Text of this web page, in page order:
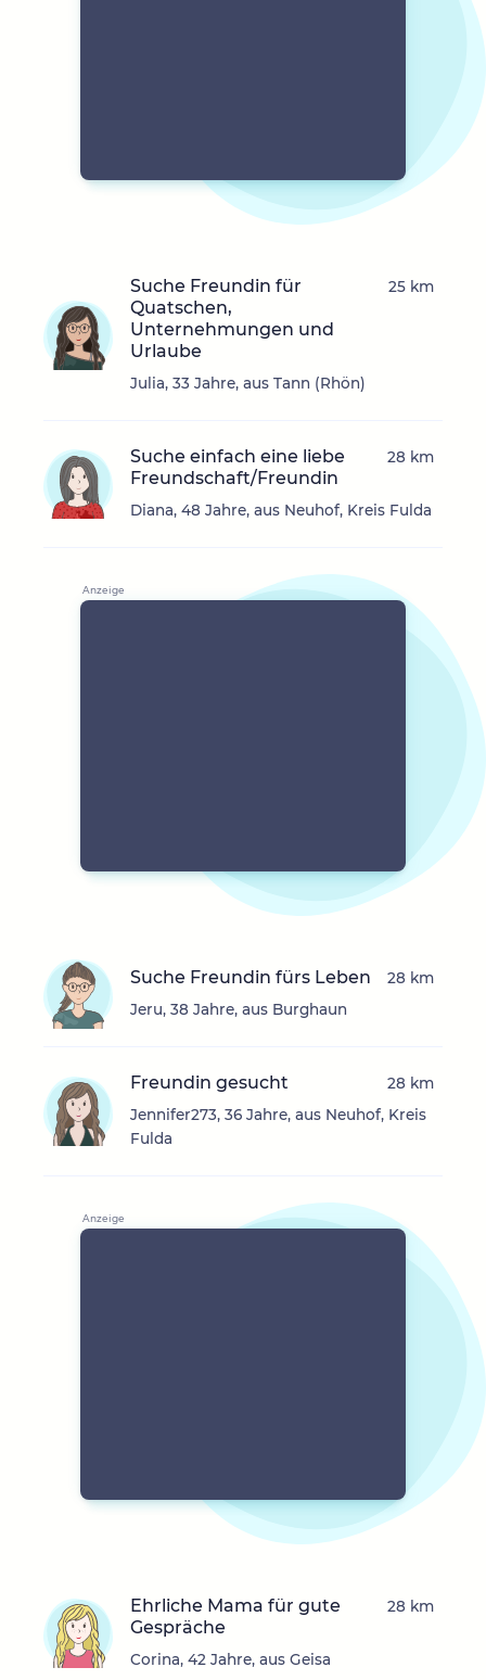
Suche Freundin für
Quatschen,
Unternehmungen und
Urlaube
Julia, 33 Jahre, aus Tann (Rhön)
25 km
Suche einfach eine liebe
Freundschaft/Freundin
Diana, 48 Jahre, aus Neuhof, Kreis Fulda
28 km
Suche Freundin fürs Leben
Jeru, 38 Jahre, aus Burghaun
28 km
Freundin gesucht
Jennifer273, 36 Jahre, aus Neuhof, Kreis
Fulda
28 km
Ehrliche Mama für gute
Gespräche
Corina, 42 Jahre, aus Geisa
28 km